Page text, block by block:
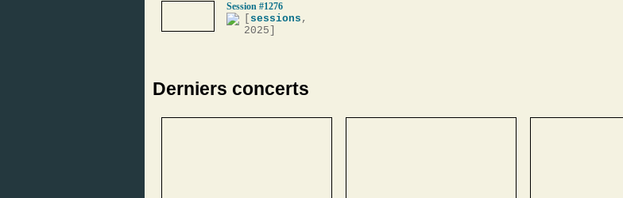
Session #1276
sessions ,
2025]
Derniers concerts